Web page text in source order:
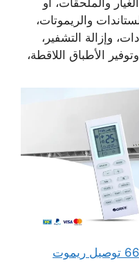
والملحقات، أو
والريموتات،
وإزالة التشفير،
الأطباق اللاقطة،
توصيل ريموت للمنزل 66041166 توصيل ريموت